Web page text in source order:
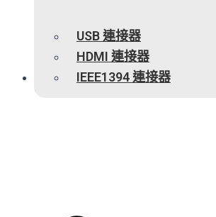
USB 連接器
HDMI 連接器
IEEE1394 連接器
服務